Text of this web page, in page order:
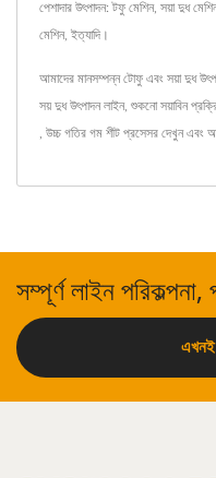
পেশাদার উৎপাদন: টফু মেশিন, সয়া দুধ
মেশিন, ইত্যাদি।
আমাদের মানসম্পন্ন টোফু এবং সয়া দুধ
সয় দুধ উৎপাদন লাইন, শুকনো সয়াবিন
উচ্চ গতির গম শীট প্রসেসর দেখুন এবং
সম্পূর্ণ লাইন
এখনই